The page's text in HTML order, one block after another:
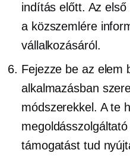
indítás előtt. Az
a közszemlére
vállalkozásáról.
Fejezze be az elem
alkalmazásban
módszerekkel. A te
támogatást tud